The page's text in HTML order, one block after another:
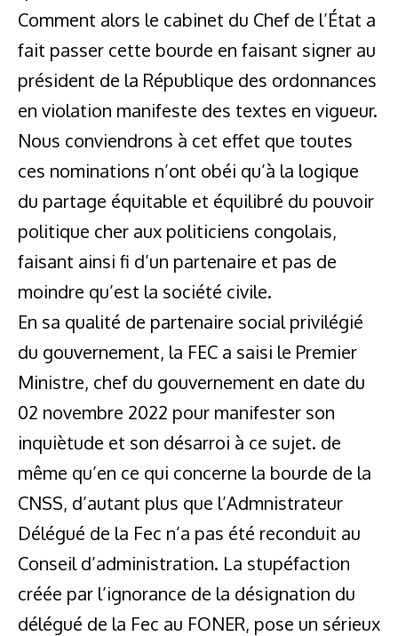
Comment alors le cabinet du Chef de l’État a
fait passer cette bourde en faisant signer au
président de la République des ordonnances
en violation manifeste des textes en vigueur.
Nous conviendrons à cet effet que toutes
ces nominations n’ont obéi qu’à la logique
du partage équitable et équilibré du pouvoir
politique cher aux politiciens congolais,
faisant ainsi fi d’un partenaire et pas de
moindre qu’est la société civile.
En sa qualité de partenaire social privilégié
du gouvernement, la FEC a saisi le Premier
Ministre, chef du gouvernement en date du
02 novembre 2022 pour manifester son
inquiètude et son désarroi à ce sujet. de
même qu’en ce qui concerne la bourde de la
CNSS, d’autant plus que l’Admnistrateur
Délégué de la Fec n’a pas été reconduit au
Conseil d’administration. La stupéfaction
créée par l’ignorance de la désignation du
délégué de la Fec au FONER, pose un sérieux